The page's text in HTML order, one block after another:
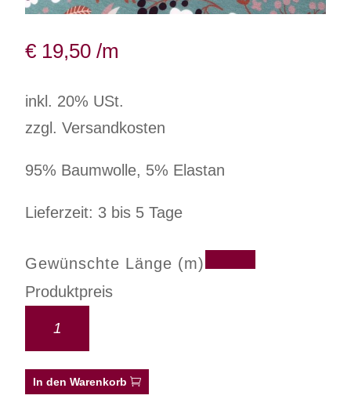
€ 19,50 /m
inkl. 20% USt.
zzgl. Versandkosten
95% Baumwolle, 5% Elastan
Lieferzeit: 3 bis 5 Tage
Gewünschte Länge (m)
Produktpreis
In den Warenkorb